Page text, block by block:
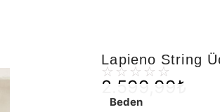
Lapieno String
☆ ☆ ☆ ☆ ☆
2.599,99₺
Beden